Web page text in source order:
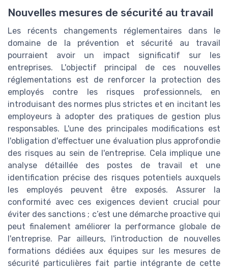
Nouvelles mesures de sécurité au travail
Les récents changements réglementaires dans le
domaine de la prévention et sécurité au travail
pourraient avoir un impact significatif sur les
entreprises. L'objectif principal de ces nouvelles
réglementations est de renforcer la protection des
employés contre les risques professionnels, en
introduisant des normes plus strictes et en incitant les
employeurs à adopter des pratiques de gestion plus
responsables. L'une des principales modifications est
l'obligation d'effectuer une évaluation plus approfondie
des risques au sein de l'entreprise. Cela implique une
analyse détaillée des postes de travail et une
identification précise des risques potentiels auxquels
les employés peuvent être exposés. Assurer la
conformité avec ces exigences devient crucial pour
éviter des sanctions ; c’est une démarche proactive qui
peut finalement améliorer la performance globale de
l'entreprise. Par ailleurs, l'introduction de nouvelles
formations dédiées aux équipes sur les mesures de
sécurité particulières fait partie intégrante de cette